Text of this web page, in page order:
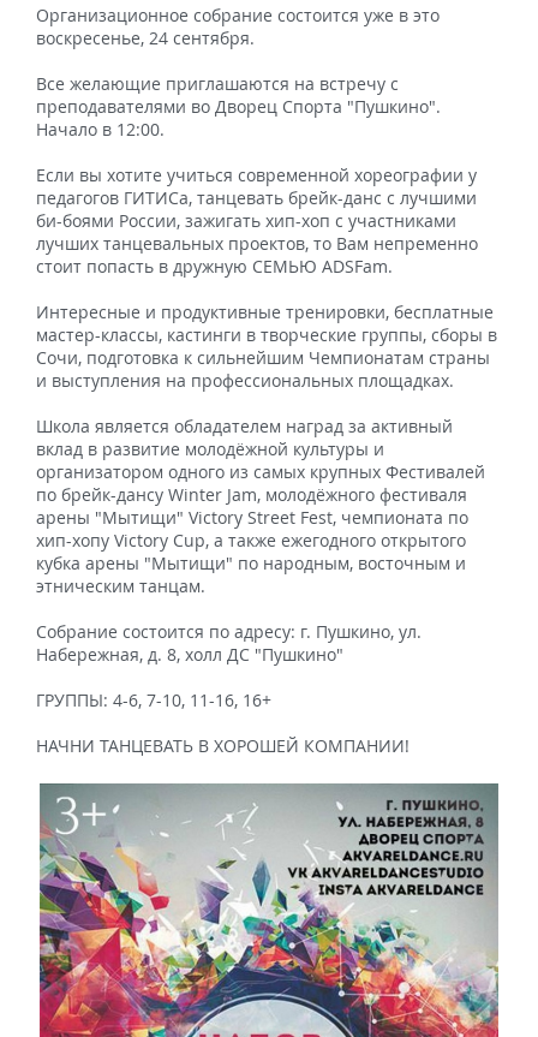
Организационное собрание состоится уже в это
воскресенье, 24 сентября.
Все желающие приглашаются на встречу с
преподавателями во Дворец Спорта "Пушкино".
Начало в 12:00.
Если вы хотите учиться современной хореографии у
педагогов ГИТИСа, танцевать брейк-данс с лучшими
би-боями России, зажигать хип-хоп с участниками
лучших танцевальных проектов, то Вам непременно
стоит попасть в дружную СЕМЬЮ ADSFam.
Интересные и продуктивные тренировки, бесплатные
мастер-классы, кастинги в творческие группы, сборы в
Сочи, подготовка к сильнейшим Чемпионатам страны
и выступления на профессиональных площадках.
Школа является обладателем наград за активный
вклад в развитие молодёжной культуры и
организатором одного из самых крупных Фестивалей
по брейк-дансу Winter Jam, молодёжного фестиваля
арены "Мытищи" Victory Street Fest, чемпионата по
хип-хопу Victory Cup, а также ежегодного открытого
кубка арены "Мытищи" по народным, восточным и
этническим танцам.
Собрание состоится по адресу: г. Пушкино, ул.
Набережная, д. 8, холл ДС "Пушкино"
ГРУППЫ: 4-6, 7-10, 11-16, 16+
НАЧНИ ТАНЦЕВАТЬ В ХОРОШЕЙ КОМПАНИИ!